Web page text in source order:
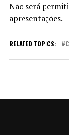
Não será
apresentações.
RELATED TOPICS: